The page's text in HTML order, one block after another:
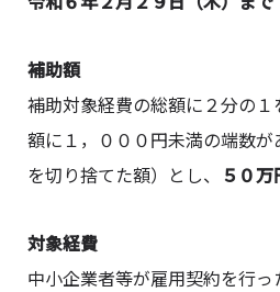
補助額
補助対象経費の総額に２分の
額に１，０００円未満の端数
を切り捨てた額）とし、 ５０万
対象経費
中小企業者等が雇用契約を行